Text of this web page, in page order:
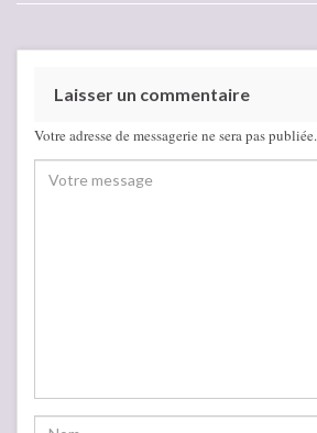
Laisser un commentaire
Votre adresse de messagerie ne sera pas publiée.